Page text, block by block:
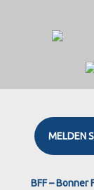
MELDEN
BFF – Bonner